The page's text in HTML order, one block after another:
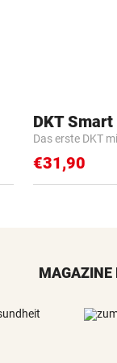
DKT Smart
Das erste DKT
€31,90
MAGAZINE